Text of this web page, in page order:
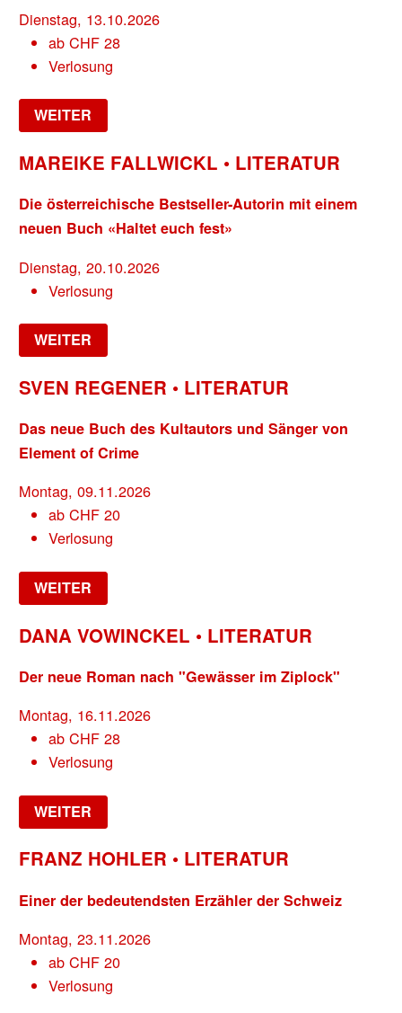
Dienstag, 13.10.2026
ab CHF28
Verlosung
WEITER
MAREIKE FALLWICKL • LITERATUR
Die österreichische Bestseller-Autorin mit einem
neuen Buch «Haltet euch fest»
Dienstag, 20.10.2026
Verlosung
WEITER
SVEN REGENER • LITERATUR
Das neue Buch des Kultautors und Sänger von
Element of Crime
Montag, 09.11.2026
ab CHF20
Verlosung
WEITER
DANA VOWINCKEL • LITERATUR
Der neue Roman nach "Gewässer im Ziplock"
Montag, 16.11.2026
ab CHF28
Verlosung
WEITER
FRANZ HOHLER • LITERATUR
Einer der bedeutendsten Erzähler der Schweiz
Montag, 23.11.2026
ab CHF20
Verlosung